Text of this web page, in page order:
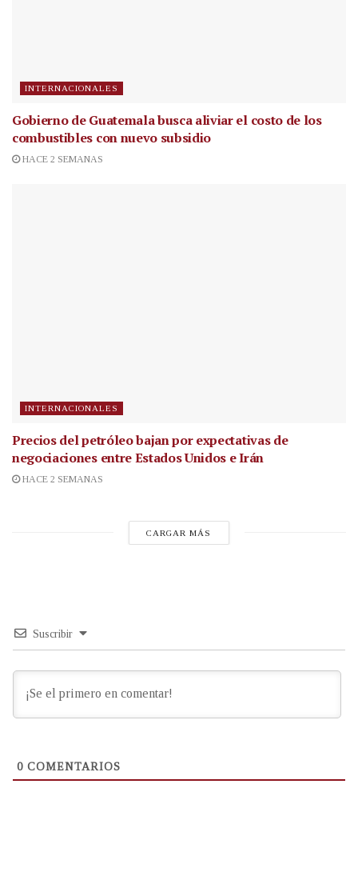
INTERNACIONALES
Gobierno de Guatemala busca aliviar el costo de los
combustibles con nuevo subsidio
HACE 2 SEMANAS
INTERNACIONALES
Precios del petróleo bajan por expectativas de
negociaciones entre Estados Unidos e Irán
HACE 2 SEMANAS
CARGAR MÁS
Suscribir
0 COMENTARIOS